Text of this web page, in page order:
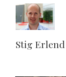
Stig